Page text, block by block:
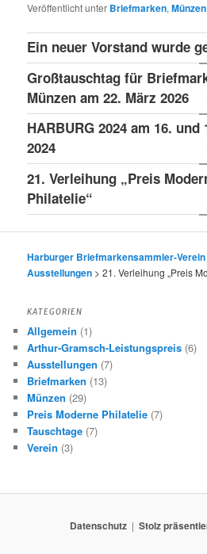
Veröffentlicht unter Briefmarken,Münzen
Ein neuer Vorstand wurde
Großtauschtag für
Münzen am 22. März 2026
HARBURG 2024 am 16. und
2024
21. Verleihung „Preis
Philatelie“
Harburger Briefmarkensammler-Verein
Ausstellungen >21. Verleihung „Preis
KATEGORIEN
Allgemein (1)
Arthur-Gramsch-Leistungspreis (6)
Ausstellungen (7)
Briefmarken (13)
Münzen (29)
Preis Moderne Philatelie (7)
Tauschtage (7)
Verein (3)
Datenschutz Stolz